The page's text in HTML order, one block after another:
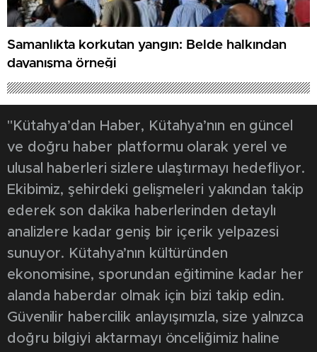
Samanlıkta korkutan yangın: Belde halkından
dayanışma örneği
"Kütahya’dan Haber, Kütahya’nın en güncel
ve doğru haber platformu olarak yerel ve
ulusal haberleri sizlere ulaştırmayı hedefliyor.
Ekibimiz, şehirdeki gelişmeleri yakından takip
ederek son dakika haberlerinden detaylı
analizlere kadar geniş bir içerik yelpazesi
sunuyor. Kütahya’nın kültüründen
ekonomisine, sporundan eğitimine kadar her
alanda haberdar olmak için bizi takip edin.
Güvenilir habercilik anlayışımızla, size yalnızca
doğru bilgiyi aktarmayı önceliğimiz haline